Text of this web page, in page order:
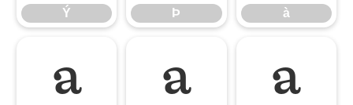
Ý Þ à
á â ã